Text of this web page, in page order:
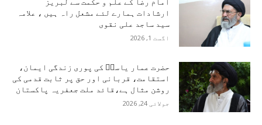
امام رضا کے علم و حکمت سے لبریز
ارشادات ہمارے لئے مشعل راہ ہیں ، علامہ
سید ساجد علی نقوی
اگست 1, 2026
حضرت عمار یاسرؑ کی پوری زندگی ایمان،
استقامت، قربانی اور حق پر ثابت قدمی کی
روشن مثال ہے،قائد ملت جعفریہ پاکستان
جولائی 24, 2026